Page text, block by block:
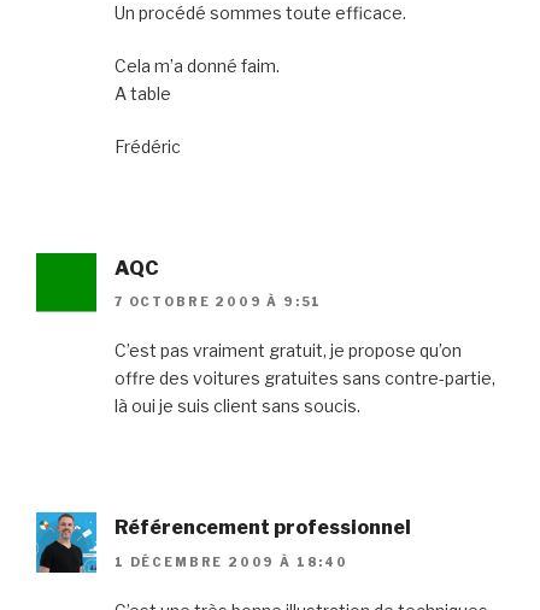
Un procédé sommes toute efficace.
Cela m’a donné faim.
A table
Frédéric
AQC
7 OCTOBRE 2009 À 9:51
C’est pas vraiment gratuit, je propose qu’on
offre des voitures gratuites sans contre-partie,
là oui je suis client sans soucis.
Référencement professionnel
1 DÉCEMBRE 2009 À 18:40